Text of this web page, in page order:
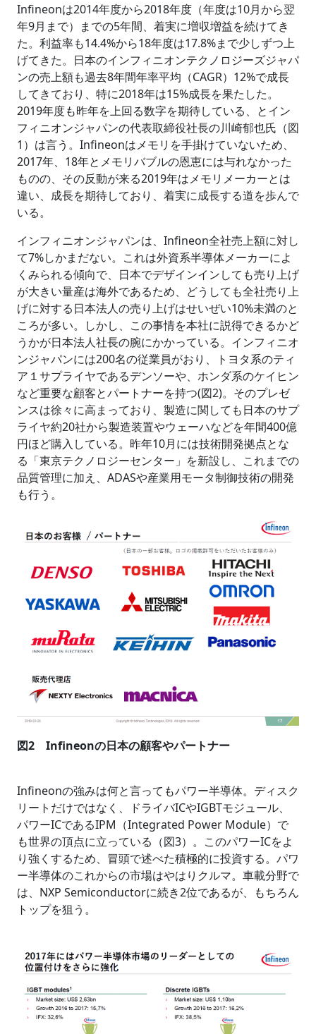
Infineonは2014年度から2018年度（年度は10月から翌
年9月まで）までの5年間、着実に増収増益を続けてき
た。利益率も14.4%から18年度は17.8%まで少しずつ上
げてきた。日本のインフィニオンテクノロジーズジャパ
ンの売上額も過去8年間年率平均（CAGR）12%で成長
してきており、特に2018年は15%成長を果たした。
2019年度も昨年を上回る数字を期待している、とイン
フィニオンジャパンの代表取締役社長の川崎郁也氏（図
1）は言う。Infineonはメモリを手掛けていないため、
2017年、18年とメモリバブルの恩恵には与れなかった
ものの、その反動が来る2019年はメモリメーカーとは
違い、成長を期待しており、着実に成長する道を歩んで
いる。
インフィニオンジャパンは、Infineon全社売上額に対し
て7%しかまだない。これは外資系半導体メーカーによ
くみられる傾向で、日本でデザインインしても売り上げ
が大きい量産は海外であるため、どうしても全社売り上
げに対する日本法人の売り上げはせいぜい10%未満のと
ころが多い。しかし、この事情を本社に説得できるかど
うかが日本法人社長の腕にかかっている。インフィニオ
ンジャパンには200名の従業員がおり、トヨタ系のティ
ア１サプライヤであるデンソーや、ホンダ系のケイヒン
など重要な顧客とパートナーを持つ(図2)。そのプレゼ
ンスは徐々に高まっており、製造に関しても日本のサプ
ライヤ約20社から製造装置やウェーハなどを年間400億
円ほど購入している。昨年10月には技術開発拠点とな
る「東京テクノロジーセンター」を新設し、これまでの
品質管理に加え、ADASや産業用モータ制御技術の開発
も行う。
図2 Infineonの日本の顧客やパートナー
Infineonの強みは何と言ってもパワー半導体。ディスク
リートだけではなく、ドライバICやIGBTモジュール、
パワーICであるIPM（Integrated Power Module）で
も世界の頂点に立っている（図3）。このパワーICをよ
り強くするため、冒頭で述べた積極的に投資する。パワ
ー半導体のこれからの市場はやはりクルマ。車載分野で
は、NXP Semiconductorに続き2位であるが、もちろん
トップを狙う。